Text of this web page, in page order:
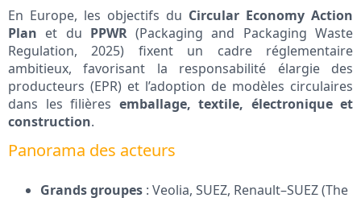
En Europe, les objectifs du Circular Economy Action
Plan et du PPWR(Packaging and Packaging Waste
Regulation, 2025) fixent un cadre réglementaire
ambitieux, favorisant la responsabilité élargie des
producteurs (EPR) et l’adoption de modèles circulaires
dans les filières emballage, textile, électronique et
construction.
Panorama des acteurs
Grands groupes : Veolia, SUEZ, Renault–SUEZ (The